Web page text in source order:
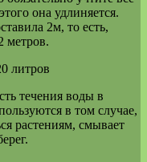
она удлиняется.
2м, то есть,
метров.
литров
течения воды в
в том случае,
растениям, смывает